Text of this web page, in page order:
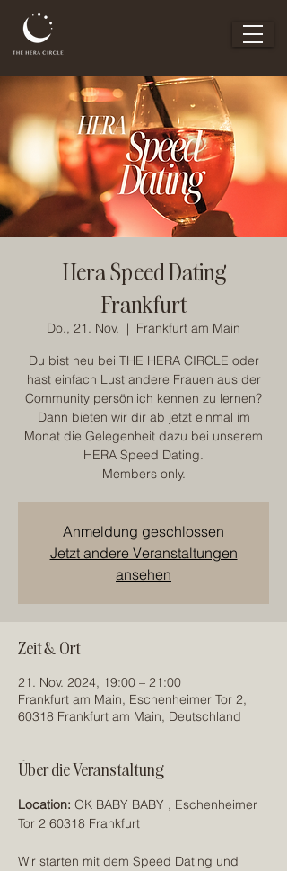
Hera Speed Dating
Frankfurt
Do., 21. Nov.
  |
Frankfurt am Main
Du bist neu bei THE HERA CIRCLE oder
hast einfach Lust andere Frauen aus der
Community persönlich kennen zu lernen?
Dann bieten wir dir ab jetzt einmal im
Monat die Gelegenheit dazu bei unserem
HERA Speed Dating.
Members only.
Anmeldung geschlossen
Jetzt andere Veranstaltungen
ansehen
Zeit & Ort
21. Nov. 2024, 19:00 – 21:00
Frankfurt am Main, Eschenheimer Tor 2,
60318 Frankfurt am Main, Deutschland
Über die Veranstaltung
Location: OK BABY BABY , Eschenheimer
Tor 2 60318 Frankfurt
Wir starten mit dem Speed Dating und